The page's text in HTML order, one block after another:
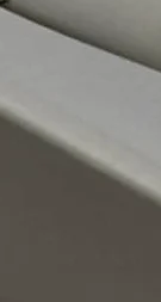
lumière.
Ne pas inhaler ou
Ne pas utiliser si
précédemment au
Enlever tous les
de procéder à la
Ne pas utiliser
Appliquer le
Ne pas dépasser
Il est conseillé
coloration pour